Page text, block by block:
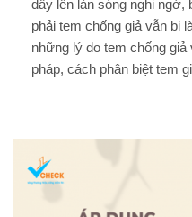
dấy lên làn sóng nghi
phải tem chống giả vẫn bị
những lý do tem chống
pháp, cách phân biệt tem